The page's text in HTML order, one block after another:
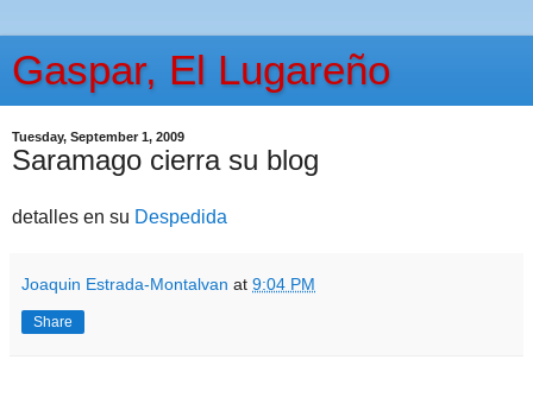
Gaspar, El Lugareño
Tuesday, September 1, 2009
Saramago cierra su blog
detalles en su Despedida
Joaquin Estrada-Montalvan at 9:04 PM
Share